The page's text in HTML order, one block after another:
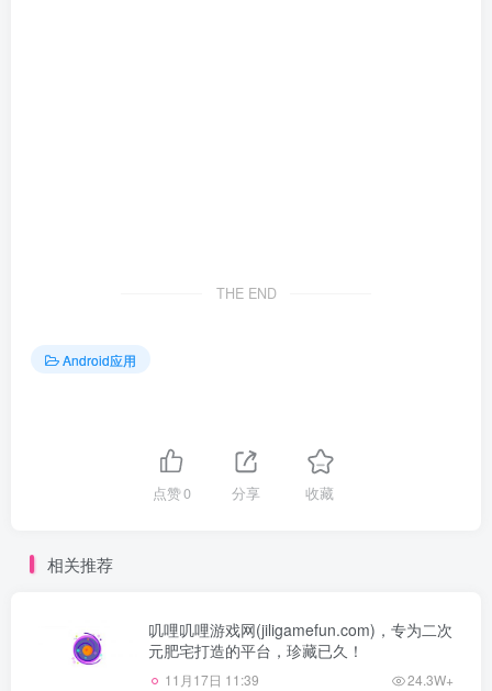
THE END
Android应用
点赞0 分享 收藏
相关推荐
叽哩叽哩游戏网(jiligamefun.com)，专为二次
元肥宅打造的平台，珍藏已久！
11月17日 11:39 24.3W+